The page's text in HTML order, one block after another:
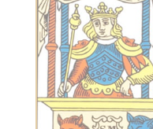
Évoque la volonté,
la détermination, le
contrôle et
l’avancement. Le
Chariot indique
souvent la
nécessité de